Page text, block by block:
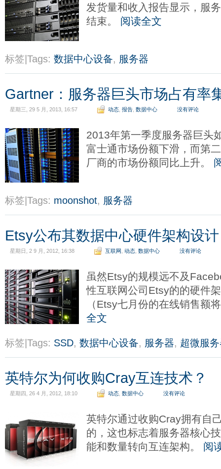
发货量和收入报告显示，服
结束。 阅读全文
标签|Tags: 数据中心设备, 服务器
Gartner：服务器巨头市场占有率
星期三, 29 5 月, 2013, 16:57 动态 报告 数据中心 没有评论
2013年第一季度服务器巨头
富士通市场份额下滑，而第
厂商的市场份额同比上升。
标签|Tags: moonshot, 服务器
Etsy公布其数据中心硬件架构设计
星期日, 2 9 月, 2012, 16:38 互联网 动态 数据中心 没有评论
虽然Etsy的规模远不及
性互联网公司Etsy的的硬件
（Etsy七月份的在线销售额
全文
标签|Tags: SSD, 数据中心设备, 服务器, 超微服
英特尔为何收购Cray互连技术？
星期四, 26 4 月, 2012, 18:10 动态 数据中心 没有评论
英特尔通过收购Cray拥有自
的，这也标志着服务器核心
能和数量转向互连架构。 阅